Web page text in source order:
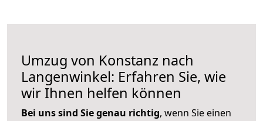
Umzug von Konstanz nach
Langenwinkel: Erfahren Sie, wie
wir Ihnen helfen können
Bei uns sind Sie genau richtig, wenn Sie einen